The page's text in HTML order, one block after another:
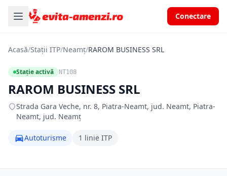
Conectare
Acasă/Stații ITP/Neamț/RAROM BUSINESS SRL
Stație activă NT108
RAROM BUSINESS SRL
Strada Gara Veche, nr. 8, Piatra-Neamt, jud. Neamt, Piatra-
Neamt, jud. Neamț
Autoturisme 1 linie ITP